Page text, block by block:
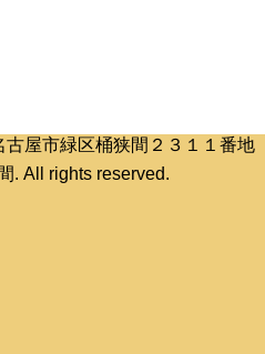
屋市緑区桶狭間２３１１番地
. All rights reserved.